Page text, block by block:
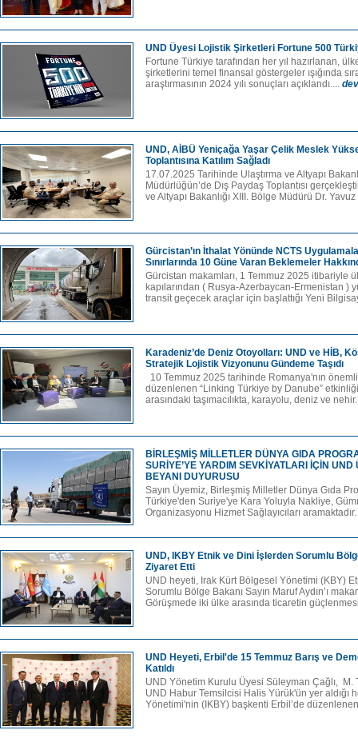
UND Üyesi Lojistik Şirketleri Fortune 500
Fortune Türkiye tarafından her yıl hazırlanan,
şirketlerini temel finansal göstergeler ışığında
araştırmasının 2024 yılı sonuçları açıklandı....
UND, AİBÜ Yeniçağa Yaşar Çelik Meslek
Toplantısına Katılım Sağladı
17.07.2025 Tarihinde Ulaştırma ve Altyapı
Müdürlüğün’de Dış Paydaş Toplantısı
ve Altyapı Bakanlığı XIII. Bölge Müdürü Dr.
Gürcistan’ın İthalat Yönünde NCTS
Sınırlarında 10 Güne Varan Beklemeler
Gürcistan makamları, 1 Temmuz 2025 itibariyle
kapılarından ( Rusya-Azerbaycan-Ermenistan )
transit geçecek araçlar için başlattığı Yeni
Karadeniz’de Deniz Otoyolları: UND ve HİB,
Stratejik Lojistik Vizyonunu Gündeme Taşıdı
10 Temmuz 2025 tarihinde Romanya'nın
düzenlenen “Linking Türkiye by Danube”
arasındaki taşımacılıkta, karayolu, deniz ve
BİRLEŞMİŞ MİLLETLER DÜNYA GIDA
SURİYE’YE YARDIM SEVKİYATLARI İÇİN UND
BEYANI DUYURUSU
Sayın Üyemiz, Birleşmiş Milletler Dünya Gıda
Türkiye'den Suriye'ye Kara Yoluyla Nakliye,
Organizasyonu Hizmet Sağlayıcıları
UND, IKBY Etnik ve Dini İşlerden Sorumlu
Ziyaret Etti
UND heyeti, Irak Kürt Bölgesel Yönetimi (KBY)
Sorumlu Bölge Bakanı Sayın Maruf Aydın’ı
Görüşmede iki ülke arasında ticaretin
UND Heyeti, Erbil'de 15 Temmuz Barış ve
Katıldı
UND Yönetim Kurulu Üyesi Süleyman Çağlı, M.
UND Habur Temsilcisi Halis Yürük'ün yer aldığı
Yönetimi'nin (IKBY) başkenti Erbil’de